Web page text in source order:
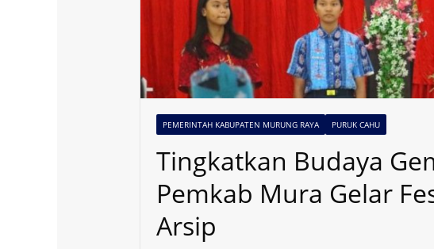
PEMERINTAH KABUPATEN MURUNG RAYA PURUK CAHU
Tingkatkan Budaya
Pemkab Mura Gelar
Arsip